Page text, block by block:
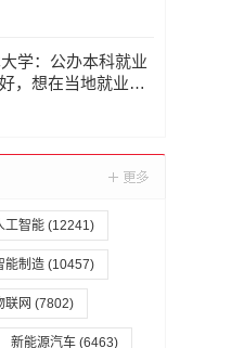
学：公办本科就业
，想在当地就业选
工智能 (12241)
能制造 (10457)
联网 (7802)
新能源汽车 (6463)